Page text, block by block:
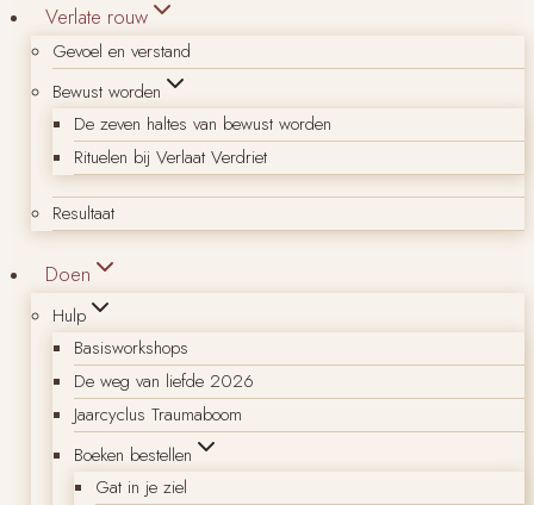
Verlate rouw
Gevoel en verstand
Bewust worden
De zeven haltes van bewust worden
Rituelen bij Verlaat Verdriet
Resultaat
Doen
Hulp
Basisworkshops
De weg van liefde 2026
Jaarcyclus Traumaboom
Boeken bestellen
Gat in je ziel